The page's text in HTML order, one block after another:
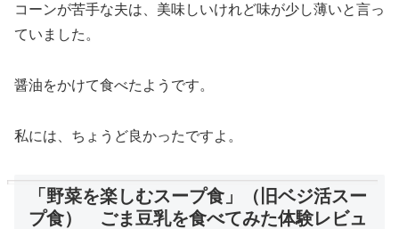
コーンが苦手な夫は、美味しいけれど味が少し薄いと言っ
ていました。
醤油をかけて食べたようです。
私には、ちょうど良かったですよ。
「野菜を楽しむスープ食」（旧ベジ活スー
プ食） ごま豆乳を食べてみた体験レビュ